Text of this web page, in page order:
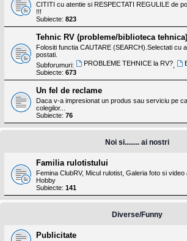
CITITI cu atentie si RESPECTATI REGULILE de
!!!
Subiecte: 823
Tehnic RV (probleme/biblioteca tehnica)
Folositi functia CAUTARE (SEARCH).Selectati cu
postati.
Subforumuri:
PROBLEME TEHNICE la RV?,
Subiecte: 673
Un fel de reclame
Daca v-a impresionat un produs sau serviciu pe
colegilor...
Subiecte: 76
Noi si........ ai nostri
Familia rulotistului
Femina ClubRV, Micul rulotist, Galeria foto si video
Hobby
Subiecte: 141
Diverse/Funny
Publicitate